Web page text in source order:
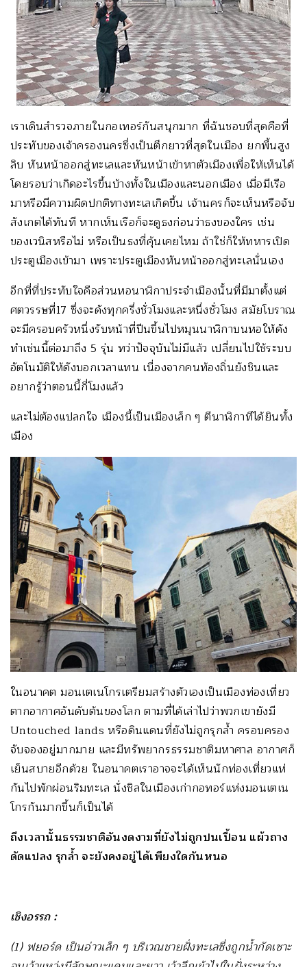
เราเดินสำรวจภายในกอเทอร์กันสนุกมาก ที่ฉันชอบที่สุดคือที่
ประทับของเจ้าครองนครซึ่งเป็นตึกยาวที่สุดในเมือง ยกพื้นสูง
ลิบ หันหน้าออกสู่ทะเลและหันหน้าเข้าหาตัวเมืองเพื่อให้เห็นได้
โดยรอบว่าเกิดอะไรขึ้นบ้างทั้งในเมืองและนอกเมือง เมื่อมีเรือ
มาหรือมีความผิดปกติทางทะเลเกิดขึ้น เจ้านครก็จะเห็นหรือจับ
สังเกตได้ทันที หากเห็นเรือก็จะดูธงก่อนว่าธงของใคร เช่น
ของเวนิสหรือไม่ หรือเป็นธงที่คุ้นเคยไหม ถ้าใช่ก็ให้ทหารเปิด
ประตูเมืองเข้ามา เพราะประตูเมืองหันหน้าออกสู่ทะเลนั่นเอง
อีกที่ที่ประทับใจคือส่วนหอนาฬิกาประจำเมืองนั้นที่มีมาตั้งแต่
ศตวรรษที่17 ซึ่งจะดังทุกครึ่งชั่วโมงและหนึ่งชั่วโมง สมัยโบราณ
จะมีครอบครัวหนึ่งรับหน้าที่ปีนขึ้นไปหมุนนาฬิกาบนหอให้ดัง
ทำเช่นนี้ต่อมาถึง 5 รุ่น ทว่าปัจจุบันไม่มีแล้ว เปลี่ยนไปใช้ระบบ
อัตโนมัติให้ดังบอกเวลาแทน เนื่องจากคนท้องถิ่นยังชินและ
อยากรู้ว่าตอนนี้กี่โมงแล้ว
และไม่ต้องแปลกใจ เมืองนี้เป็นเมืองเล็ก ๆ ตีนาฬิกาทีได้ยินทั้ง
เมือง
ในอนาคต มอนเตเนโกรเตรียมสร้างตัวเองเป็นเมืองท่องเที่ยว
ตากอากาศอันดับต้นของโลก ตามที่ได้เล่าไปว่าพวกเขายังมี
Untouched lands หรือดินแดนที่ยังไม่ถูกรุกล้ำ ครอบครอง
จับจองอยู่มากมาย และมีทรัพยากรธรรมชาติมหาศาล อากาศก็
เย็นสบายอีกด้วย ในอนาคตเราอาจจะได้เห็นนักท่องเที่ยวแห่
กันไปพักผ่อนริมทะเล นั่งชิลในเมืองเก่ากอทอร์แห่งมอนเตเน
โกรกันมากขึ้นก็เป็นได้
ถึงเวลานั้นธรรมชาติอันงดงามที่ยังไม่ถูกปนเปื้อน แผ้วถาง
ดัดแปลง รุกล้ำ จะยังคงอยู่ได้เพียงใดกันหนอ
เชิงอรรถ :
(1) ฟยอร์ด เป็นอ่าวเล็ก ๆ บริเวณชายฝั่งทะเลซึ่งถูกน้ำกัดเซาะ